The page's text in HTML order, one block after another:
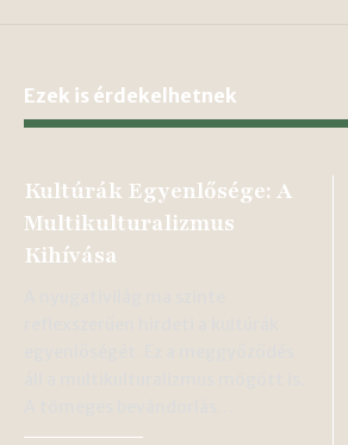
Ezek is érdekelhetnek
Kultúrák Egyenlősége: A
Multikulturalizmus
Kihívása